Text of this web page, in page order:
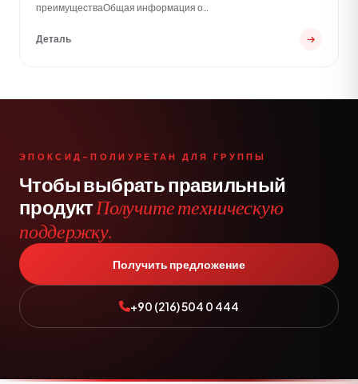
преимуществаОбщая информация о
Деталь
ЭПОКСИД-ПОЛИУРЕТАН ДЛЯ ГРУППЫ
Чтобы выбрать правильный
продуктПолучите техническую
поддержку.
Получить предложение
+90 (216) 504 0 444